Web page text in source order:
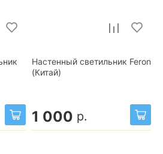
Настенный светильник Feron
(Китай)
1 000 р.